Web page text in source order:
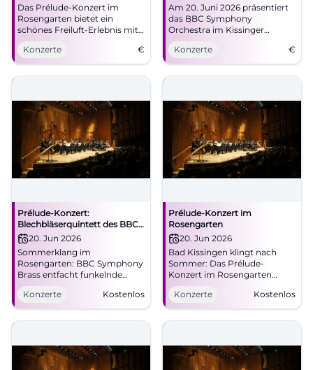
Das Prélude-Konzert im
Rosengarten bietet ein
schönes Freiluft-Erlebnis mit
dem BBC Symphony
Orchestra. Eintritt frei.
Konzerte €
Am 20. Juni 2026 präsentiert
das BBC Symphony
Orchestra im Kissinger
Sommer ein unvergessliches
Konzert.
Konzerte €
Prélude-Konzert:
Blechbläserquintett des BBC
Symphony Orchestra
20. Jun 2026
Sommerklang im
Rosengarten: BBC Symphony
Brass entfacht funkelnde
Fanfaren und samtige
Choräle. 20.06.2026, 18:00
Uhr, Eintritt frei, barrierefrei
erreichbar. Kurz, intensiv,
Konzerte Kostenlos
Prélude-Konzert im
Rosengarten
20. Jun 2026
Bad Kissingen klingt nach
Sommer: Das Prélude-
Konzert im Rosengarten
bringt BBC-Bläserkunst und
Festivalgefühl zusammen.
20.06.2026, Eintritt frei.
#BadKissingen #Konzert
Konzerte Kostenlos